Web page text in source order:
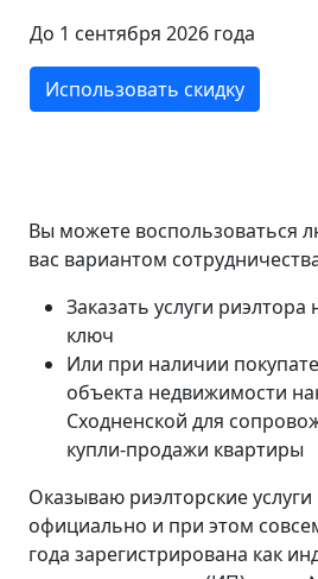
До 1 сентября 2026 года
Использовать скидку
Вы можете воспользоваться
вас вариантом
Заказать услуги
ключ
Или при наличии
объекта недвижимости
Сходненской для
купли-продажи квартиры
Оказываю риэлторские
официально и при этом
года зарегистрирована как